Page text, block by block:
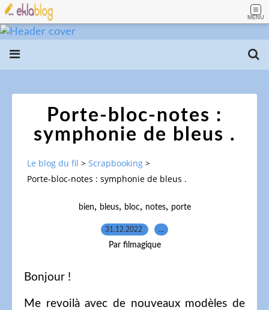
MENU
Porte-bloc-notes :
symphonie de bleus .
Le blog du fil > Scrapbooking >
Porte-bloc-notes : symphonie de bleus .
bien, bleus, bloc, notes, porte
31.12.2022 …
Par filmagique
Bonjour !
Me revoilà avec de nouveaux modèles de